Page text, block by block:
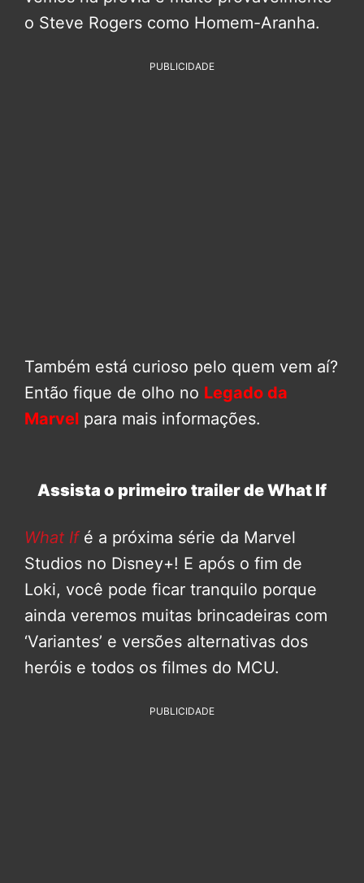
o Steve Rogers como Homem-Aranha.
PUBLICIDADE
Também está curioso pelo quem vem aí?
Então fique de olho no Legado da
Marvel para mais informações.
Assista o primeiro trailer de What If
What Ifé a próxima série da Marvel
Studios no Disney+! E após o fim de
Loki, você pode ficar tranquilo porque
ainda veremos muitas brincadeiras com
‘Variantes’ e versões alternativas dos
heróis e todos os filmes do MCU.
PUBLICIDADE